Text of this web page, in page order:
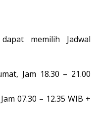
memilih Jadwal
Jam 18.30 – 21.00
07.30 – 12.35 WIB +